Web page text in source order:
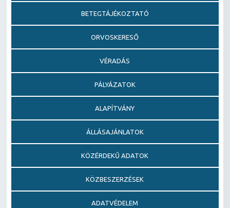
BETEGTÁJÉKOZTATÓ
ORVOSKERESŐ
VÉRADÁS
PÁLYÁZATOK
ALAPÍTVÁNY
ÁLLÁSAJÁNLATOK
KÖZÉRDEKŰ ADATOK
KÖZBESZERZÉSEK
ADATVÉDELEM